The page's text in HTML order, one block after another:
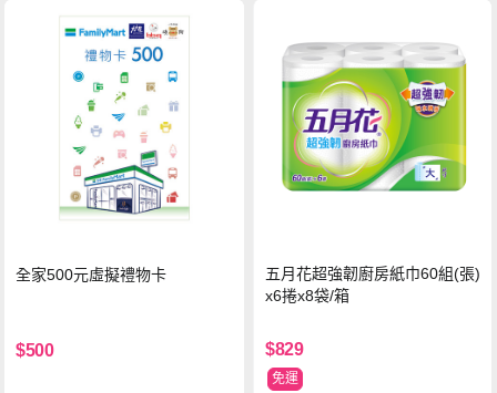
全家500元虛擬禮物卡
$500
五月花超強韌廚房紙巾60組(張)
x6捲x8袋/箱
$829
免運